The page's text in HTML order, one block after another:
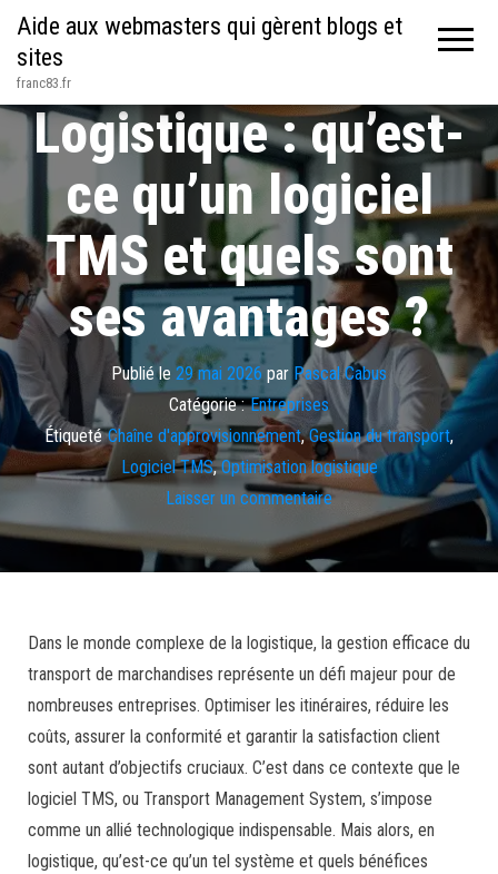
Aide aux webmasters qui gèrent blogs et
sites
franc83.fr
Logistique : qu’est-
ce qu’un logiciel
TMS et quels sont
ses avantages ?
Publié le 29 mai 2026 par Pascal Cabus
Catégorie : Entreprises
Étiqueté Chaîne d'approvisionnement,Gestion du transport,
Logiciel TMS,Optimisation logistique
Laisser un commentaire
Dans le monde complexe de la logistique, la gestion efficace du
transport de marchandises représente un défi majeur pour de
nombreuses entreprises. Optimiser les itinéraires, réduire les
coûts, assurer la conformité et garantir la satisfaction client
sont autant d’objectifs cruciaux. C’est dans ce contexte que le
logiciel TMS, ou Transport Management System, s’impose
comme un allié technologique indispensable. Mais alors, en
logistique, qu’est-ce qu’un tel système et quels bénéfices